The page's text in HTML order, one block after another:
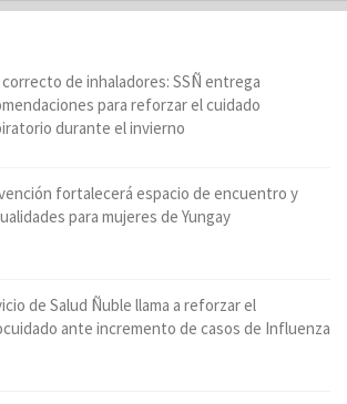
de inhaladores: SSÑ entrega
para reforzar el cuidado
durante el invierno
fortalecerá espacio de encuentro y
para mujeres de Yungay
de Salud Ñuble llama a reforzar el
ante incremento de casos de Influenza